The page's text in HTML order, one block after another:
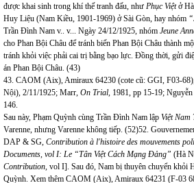
được khai sinh trong khí thế tranh đấu, như Phục Việtở
Huy Liệu (Nam Kiều, 1901-1969) ở Sài Gòn, hay nhóm
Trần Đình Nam v.. v... Ngày 24/12/1925, nhóm Jeune
cho Phan Bội Châu để tránh biến Phan Bội Châu thành
tránh khỏi việc phải cai trị bằng bạo lực. Đồng thời, gửi
án Phan Bội Châu. (43)
43. CAOM (Aix), Amiraux 64230 (cote cũ: GGI, F03-
Nội), 2/11/1925; Marr, On Trial, 1981, pp 15-19;
146.
Sau này, Phạm Quỳnh cùng Trần Đình Nam lập Việt Nam
Varenne, nhưng Varenne không tiếp. (52)52.
DAP & SG, Contribution à l'histoire des mouvements
Documents, vol I: Le “Tân Việt Cách Mạng Đảng” (Hà
Contribution, vol I]. Sau đó, Nam bị thuyên chuyển khỏi
Quỳnh. Xem thêm CAOM (Aix), Amiraux 64231 (F-03